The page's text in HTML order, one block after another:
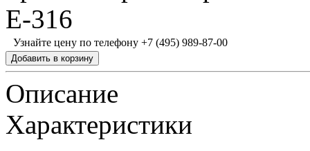
E-316
Узнайте цену по телефону +7 (495) 989-87-00
Описание
Характеристики